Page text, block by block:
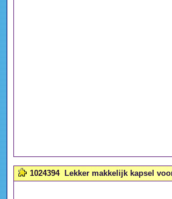
1024394 Lekker makkelijk kapsel